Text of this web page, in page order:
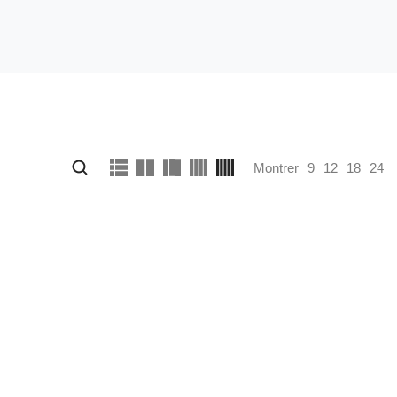
Montrer 9 12 18 24